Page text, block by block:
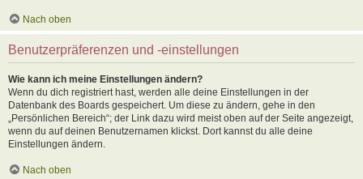
Nach oben
Benutzerpräferenzen und -einstellungen
Wie kann ich meine Einstellungen ändern?
Wenn du dich registriert hast, werden alle deine Einstellungen in der
Datenbank des Boards gespeichert. Um diese zu ändern, gehe in den
„Persönlichen Bereich“; der Link dazu wird meist oben auf der Seite angezeigt,
wenn du auf deinen Benutzernamen klickst. Dort kannst du alle deine
Einstellungen ändern.
Nach oben